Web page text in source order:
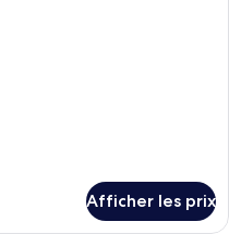
Afficher les prix